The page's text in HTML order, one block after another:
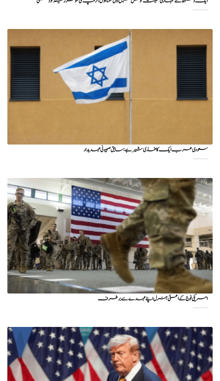
سعودی عرب ایک کاغذی شیر ہے: سابق صہیونی عہدیدار
امریکی فوج کے اعلیٰ جنرل اپنے عہدے سے برطرف